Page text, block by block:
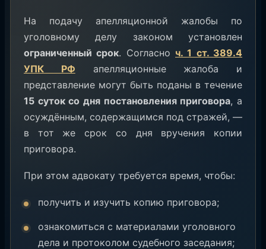
На подачу апелляционной жалобы по
уголовному делу законом установлен
ограниченный срок. Согласно ч. 1 ст. 389.4
УПК РФ апелляционные жалоба и
представление могут быть поданы в течение
15 суток со дня постановления приговора, а
осуждённым, содержащимся под стражей, —
в тот же срок со дня вручения копии
приговора.
При этом адвокату требуется время, чтобы:
получить и изучить копию приговора;
ознакомиться с материалами уголовного
дела и протоколом судебного заседания;